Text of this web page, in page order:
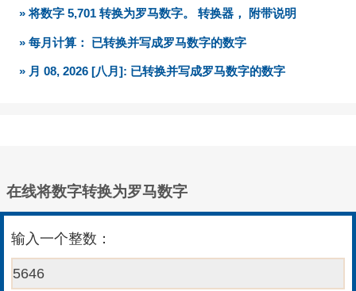
» 将数字 5,701 转换为罗马数字。 转换器， 附带说明
» 每月计算： 已转换并写成罗马数字的数字
» 月 08, 2026 [八月]: 已转换并写成罗马数字的数字
在线将数字转换为罗马数字
输入一个整数：